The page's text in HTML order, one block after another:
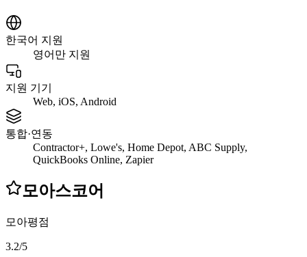
한국어 지원
영어만 지원
지원 기기
Web, iOS, Android
통합·연동
Contractor+, Lowe's, Home Depot, ABC Supply,
QuickBooks Online, Zapier
모아스코어
모아평점
3.2/5